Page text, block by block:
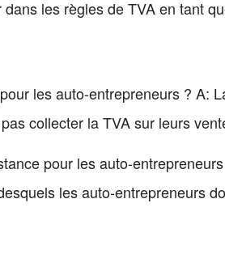
les règles de TVA en tant
les auto-entrepreneurs ? A:
collecter la TVA sur leurs
pour les auto-
les auto-entrepreneurs